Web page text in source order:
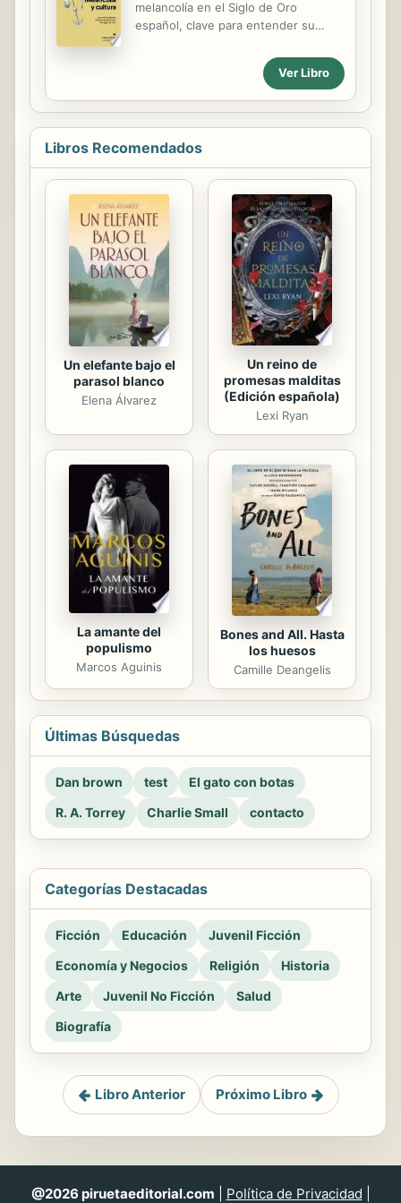
escritos desde 1976 hasta 2000 a los
que Pasiones pasadas y Literatura y
cada uno de los cien ensayos que
componen el volumen no
melancolía en el Siglo de Oro
español, clave para entender su
melancolía, que recorre la historia del
mundo hasta nuestros días, es uno
de los ejes fundamentales de la
cultura renacentista y barroca, e
impregna las obras de autores como
Shakespeare o Montaigne.
Ensayistas como Panofsky, Kristeva
o Starobinski la han estudiado desde
diversos ángulos, pero conceden
escasa o nula atención a su
relevancia en el Siglo de Oro
español. Es precisamente en este
periodo y escenario en el que Roger
Bartra centra su atención. El...
Ver Libro
Libros Recomendados
Un elefante bajo el
parasol blanco
Elena Álvarez
Un reino de
promesas malditas
(Edición española)
Lexi Ryan
La amante del
populismo
Marcos Aguinis
Bones and All. Hasta
los huesos
Camille Deangelis
Últimas Búsquedas
Dan brown test
El gato con botas
R. A. Torrey
Charlie Small contacto
Categorías Destacadas
Ficción Educación
Juvenil Ficción
Economía y Negocios
Religión
Historia
Arte
Juvenil No Ficción
Salud
Biografía
Libro Anterior Próximo Libro
@2026 piruetaeditorial.com Política de Privacidad